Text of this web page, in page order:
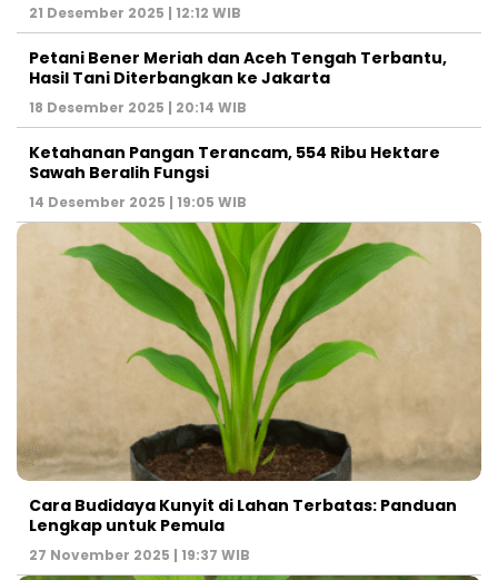
21 Desember 2025 | 12:12 WIB
Petani Bener Meriah dan Aceh Tengah Terbantu,
Hasil Tani Diterbangkan ke Jakarta
18 Desember 2025 | 20:14 WIB
Ketahanan Pangan Terancam, 554 Ribu Hektare
Sawah Beralih Fungsi
14 Desember 2025 | 19:05 WIB
Cara Budidaya Kunyit di Lahan Terbatas: Panduan
Lengkap untuk Pemula
27 November 2025 | 19:37 WIB